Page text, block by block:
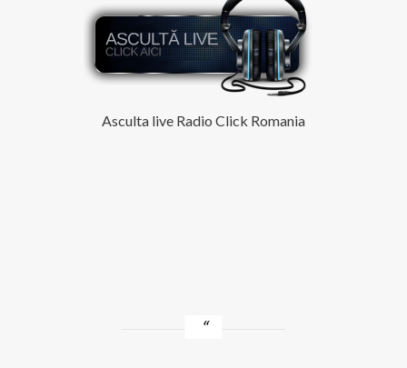
M-
Gandit
La
Despartire
Asculta live Radio Click Romania